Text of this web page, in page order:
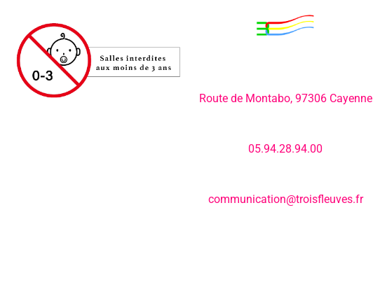
Route de Montabo, 97306 Cayenne
05.94.28.94.00
communication@troisfleuves.fr